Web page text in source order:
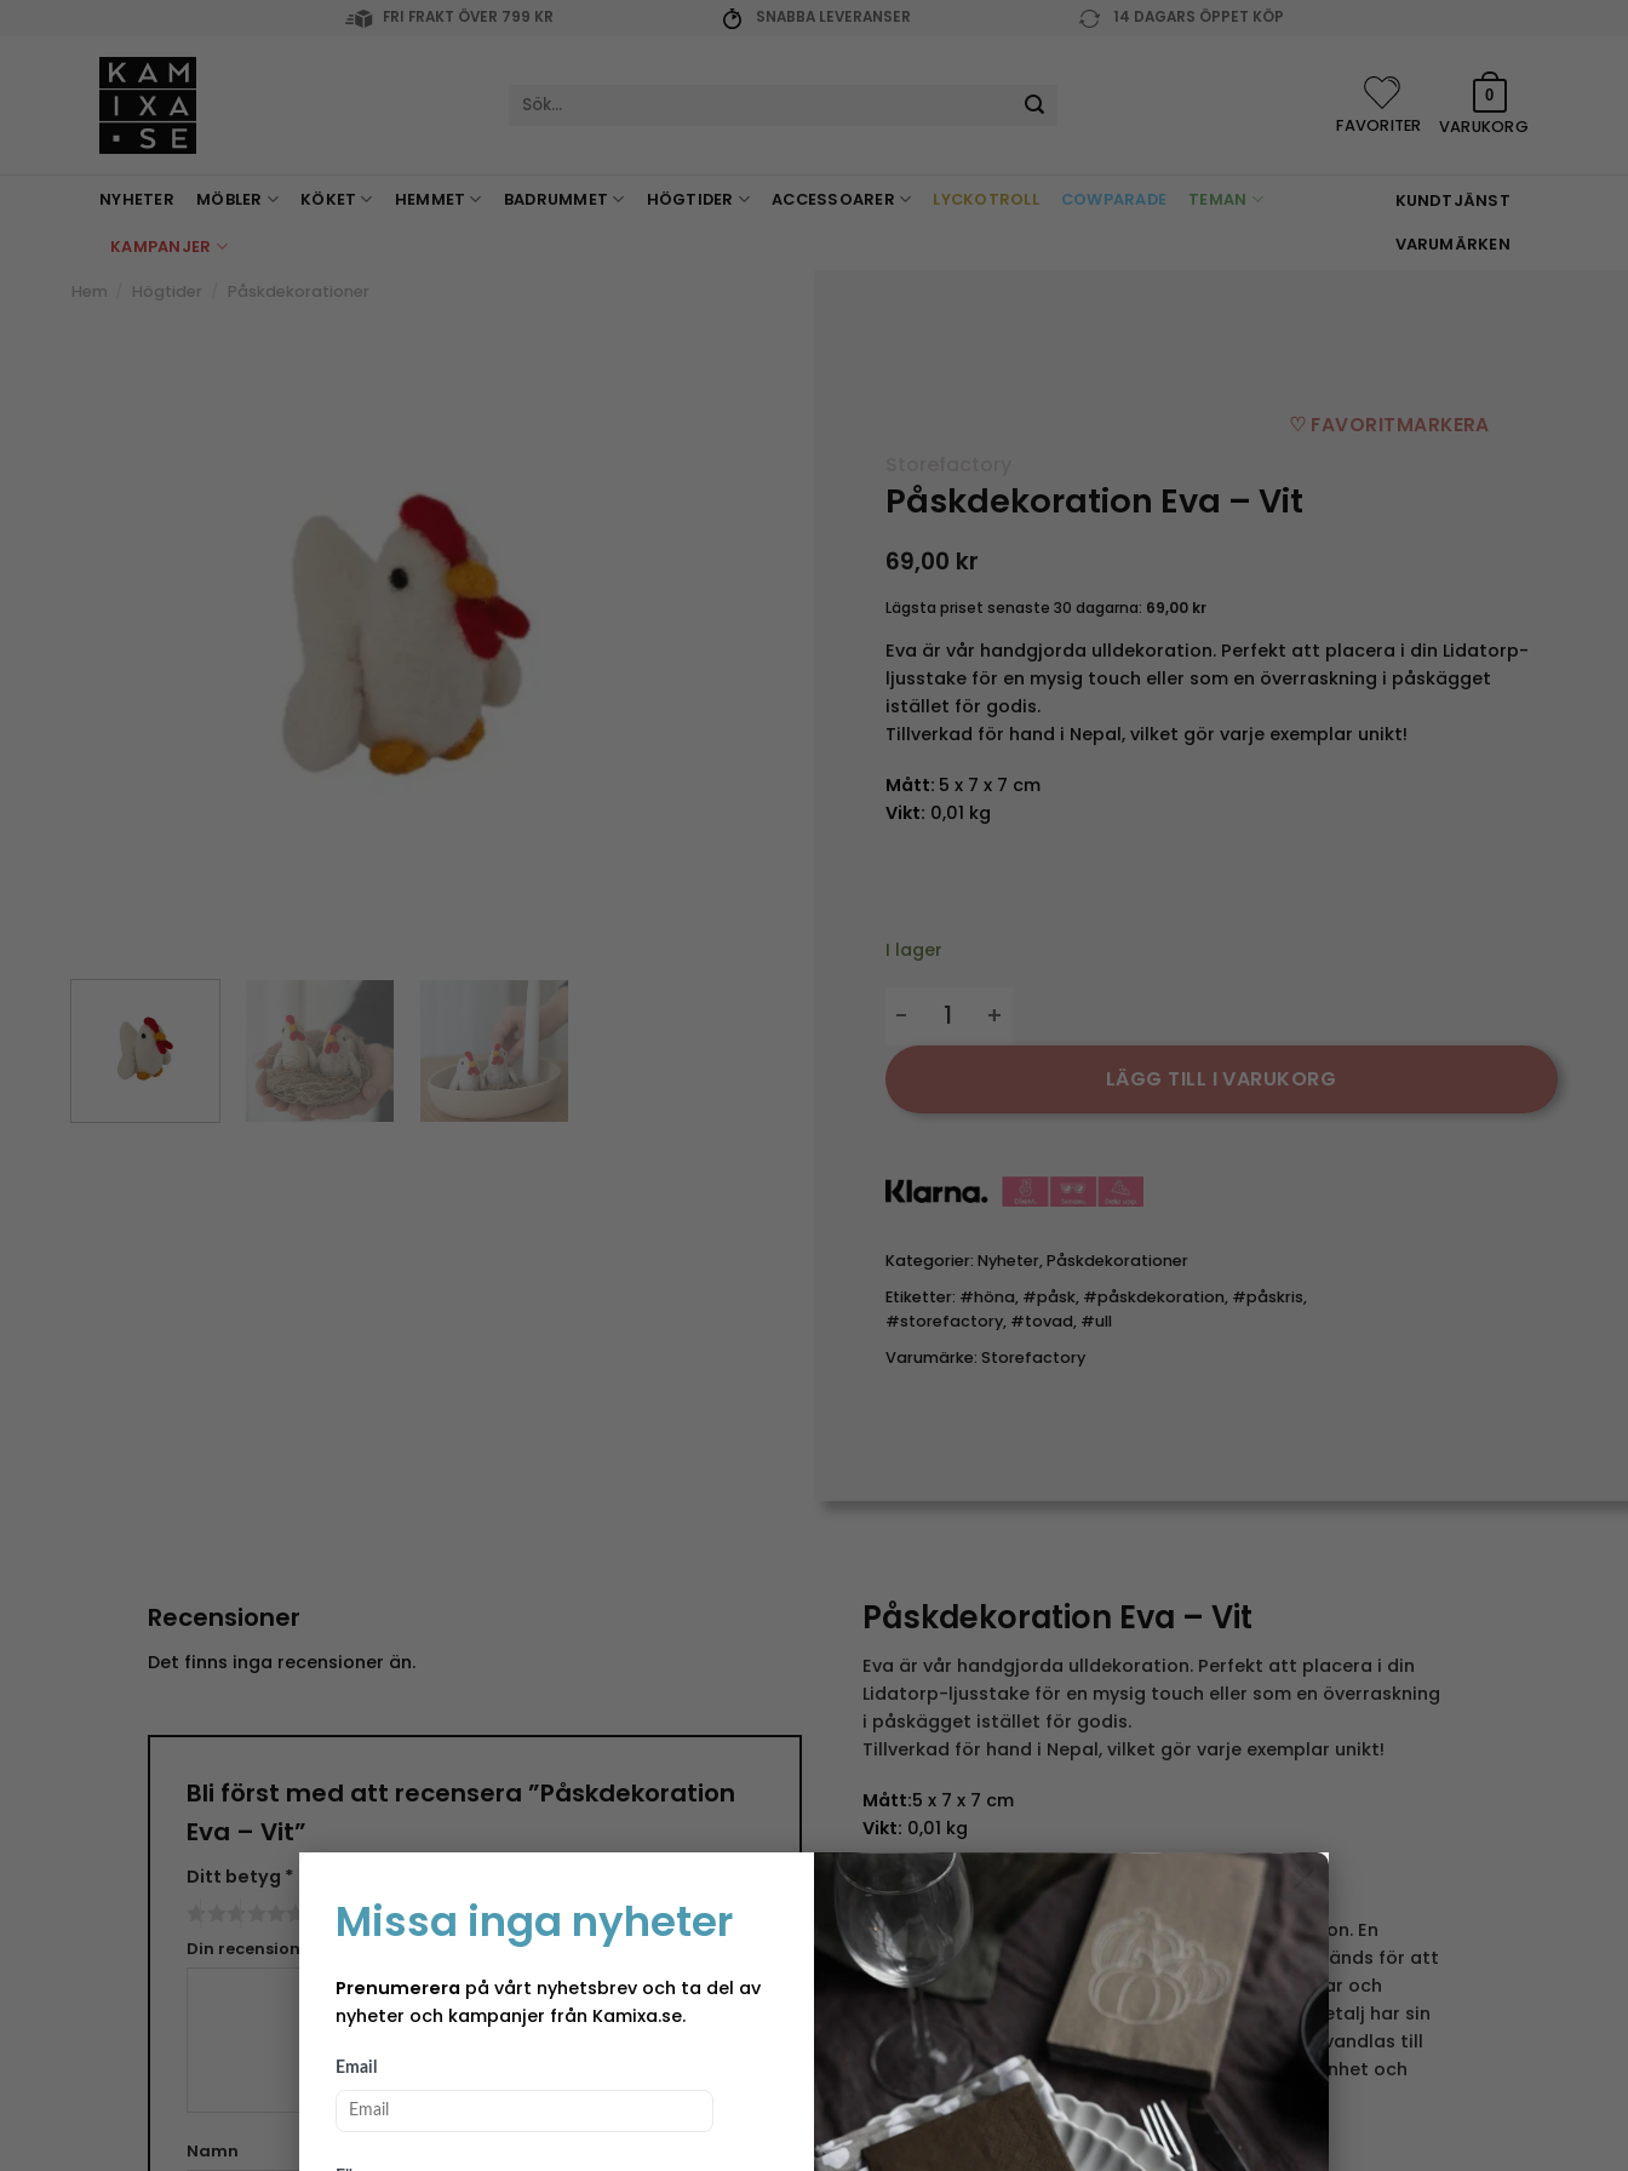
Missa inga nyheter
Prenumerera på vårt nyhetsbrev och ta del av
nyheter och kampanjer från Kamixa.se.
Email
×
FRI FRAKT ÖVER 799 KR SNABBA LEVERANSER 14 DAGARS ÖPPET KÖP
Sök
FAVORITER VARUKORG
0
NYHETER MÖBLER KÖKET HEMMET BADRUMMET HÖGTIDER ACCESSOARER LYCKOTROLL COWPARADE TEMAN
KAMPANJER
KUNDTJÄNST
VARUMÄRKEN
Hem Högtider Påskdekorationer
♡ FAVORITMARKERA
Påskdekoration Eva – Vit
69,00 kr
Lägsta priset senaste 30 dagarna: 69,00 kr
Eva är vår handgjorda ulldekoration. Perfekt att placera i din Lidatorp-
ljusstake för en mysig touch eller som en överraskning i påskägget
istället för godis.
Tillverkad för hand i Nepal, vilket gör varje exemplar unikt!
Mått: 5 x 7 x 7 cm
Vikt: 0,01 kg
I lager
LÄGG TILL I VARUKORG
Kategorier: Nyheter,Påskdekorationer
Etiketter: #höna, #påsk, #påskdekoration, #påskris,
#storefactory, #tovad, #ull
Varumärke: Storefactory
Recensioner
Det finns inga recensioner än.
Bli först med att recensera ”Påskdekoration
Eva – Vit”
Ditt betyg *
Din recension
Namn
Påskdekoration Eva – Vit
Eva är vår handgjorda ulldekoration. Perfekt att placera i din
Lidatorp-ljusstake för en mysig touch eller som en överraskning
i påskägget istället för godis.
Tillverkad för hand i Nepal, vilket gör varje exemplar unikt!
Mått:5 x 7 x 7 cm
Vikt: 0,01 kg
Storefactory
Keramik är en gammal konstnärlig hantverkstradition. En
mängd olika leror och andra naturliga material används för att
skapa unika och handgjorda föremål med olika stilar och
tekniker. Storefactory älskar processen där varje detalj har sin
betydelse, hur leran tar form, bränns och sedan förvandlas till
vackra föremål som tar plats i hemmet, sprider skönhet och
unikhet, och berikar personens vardag.
Designer och formgivare